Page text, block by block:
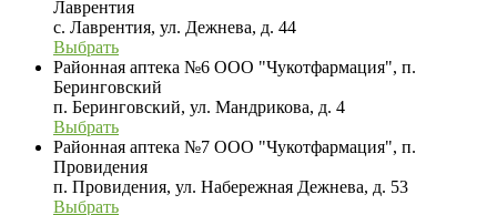
Лаврентия
с. Лаврентия, ул. Дежнева, д. 44
Выбрать
Районная аптека №6 ООО "Чукотфармация", п.
Беринговский
п. Беринговский, ул. Мандрикова, д. 4
Выбрать
Районная аптека №7 ООО "Чукотфармация", п.
Провидения
п. Провидения, ул. Набережная Дежнева, д. 53
Выбрать